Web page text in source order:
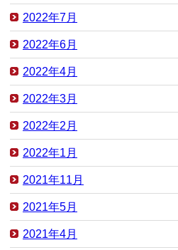
2022年7月
2022年6月
2022年4月
2022年3月
2022年2月
2022年1月
2021年11月
2021年5月
2021年4月